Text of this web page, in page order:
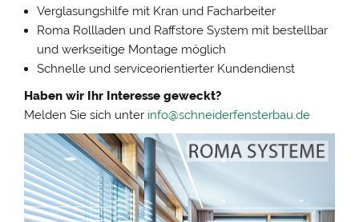
Verglasungshilfe mit Kran und Facharbeiter
Roma Rollladen und Raffstore System mit bestellbar
und werkseitige Montage möglich
Schnelle und serviceorientierter Kundendienst
Haben wir Ihr Interesse geweckt?
Melden Sie sich unter info@schneiderfensterbau.de